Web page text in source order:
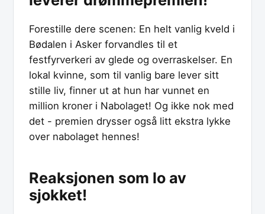
Forestille dere scenen: En helt vanlig kveld i
Bødalen i Asker forvandles til et
festfyrverkeri av glede og overraskelser. En
lokal kvinne, som til vanlig bare lever sitt
stille liv, finner ut at hun har vunnet en
million kroner i Nabolaget! Og ikke nok med
det - premien drysser også litt ekstra lykke
over nabolaget hennes!
Reaksjonen som lo av
sjokket!